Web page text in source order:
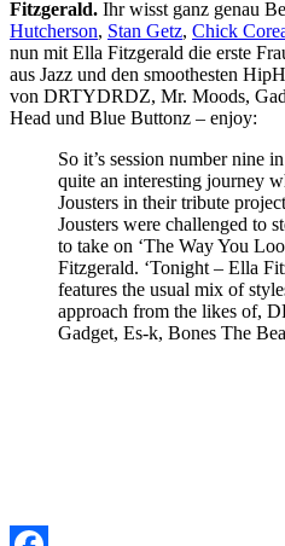
Fitzgerald. Ihr wisst ganz genau
Hutcherson, Stan Getz, Chick
nun mit Ella Fitzgerald die erste
aus Jazz und den smoothesten
von DRTYDRDZ, Mr. Moods,
Head und Blue Buttonz – enjoy:
So it’s session number nine
quite an interesting journey
Jousters in their tribute
Jousters were challenged to
to take on ‘The Way You
Fitzgerald. ‘Tonight – Ella
features the usual mix of
approach from the likes of,
Gadget, Es-k, Bones The